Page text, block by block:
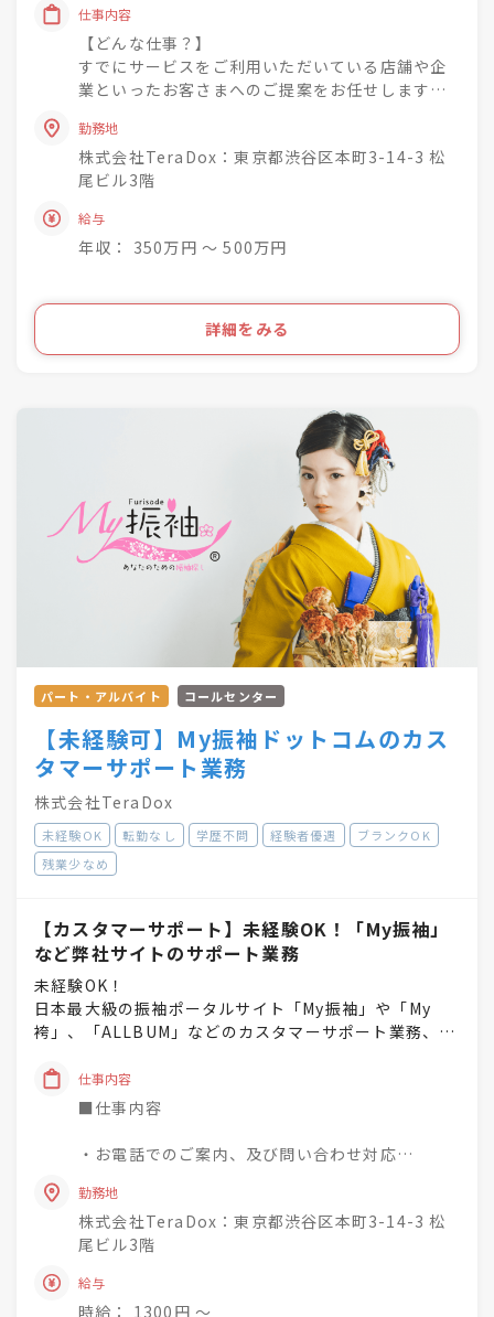
中！
その経営基盤を活かし、現在もさらに事業を拡大中！安
定性・成長性を共に実感できる環境と言えます。
そんな当社では今回新たにご活躍いただける仲間を募集
します！
自社で展開するWEBサービスをすでにご利用中のお客さ
案します。
お客さまが抱える悩みに寄り添いながらご提案できるや
また、今回は既存顧客への提案が中心のため、飛び込み
やテレアポなどは一切ありません。
経験の有無に関わらず、仕事の進めやすさを実感できま
★月給25万円以上
★育休産休の取得＆復帰実績あり
など、将来に不安を抱えることなく働ける条件も充実し
ています♪
「お客さまに寄り添った提案がしたい」
「マネジメントなど、新しい分野にも挑戦したい」
そんな想いをお持ちの方はぜひ当社へお越しください！
仕事内容
【どんな仕事？】
すでにサービスをご利用いただいている店舗や企
業といったお客さまへのご提案をお任せします。
ップ、特集コンテンツへの掲載など、お客さまの
悩みやご要望に沿ってサポートしていただきま
す。
【どんなサービスを提案するの？】
自分にピッタリの晴れ着を探せる日本最大級のポ
きる「契約大臣」など、時代のニーズに沿った幅
広いサービスをご提案いただけます。
◎既存顧客が中心のため、飛び込みや新規開拓な
◎現在、約半分はオンラインの商談となります
が、提案方法は個人の裁量で決定可能！
＜早期キャリアアップのチャンスも！＞
経験や実績、希望を加味し、セールスリーダーへ
の早期キャリアアップやサイト運営のプロジェク
トチームへの参加などチャレンジできる機会も豊
会社として中間管理職の育成に力を入れているか
らこそ、意欲のある方にはどんどん新たな仕事を
お任せしていきます。
【これまでの昇格実績】
■リーダー ：最短3年の実績あり
■マネージャー：最短3年の実績あり
■執行役員 ：最短5年の実績あり
＼ここがポイント／
「My振袖」は登録掲載数4000店舗以上、年間訪問
者数は190万人以上とその規模は日本最大級！
★お手ごろ価格だから、メリットも充分♪
どのサービスも価格帯はお手ごろなため、提案の
しやすさをより実感！
の売上を期待できます。
WEBサイトの効果分析スタッフが社内に在籍して
かすことも可能です！自社WEBサービスのご提案
をお任せします。
勤務地
株式会社TeraDox：東京都渋谷区本町3-14-3 松
尾ビル3階
給与
年収： 350万円 〜 500万円
詳細をみる
パート・アルバイト コールセンター
【未経験可】My振袖ドットコムのカス
タマーサポート業務
株式会社TeraDox
未経験OK 転勤なし 学歴不問 経験者優遇
ブランクOK
残業少なめ
【カスタマーサポート】未経験OK！「My振袖」
など弊社サイトのサポート業務
未経験OK！
日本最大級の振袖ポータルサイト「My振袖」や「My
袴」、「ALLBUM」などのカスタマーサポート業務、及
■慣れるまで、先輩がフォロー＆サポートします！
・ブランクがある方も活躍中！
任せします。
・部署の隔てなく、みんな仲の良い職場です。
迎します！
仕事内容
■仕事内容
・お電話でのご案内、及び問い合わせ対応
・PC入力業務
・ごく簡単なデザイン関連業務
・その他ユーザーサポートに関する業務
お客様のサポート業務をしつつ、簡単な事務作業
勤務地
株式会社TeraDox：東京都渋谷区本町3-14-3 松
尾ビル3階
給与
時給： 1300円 〜